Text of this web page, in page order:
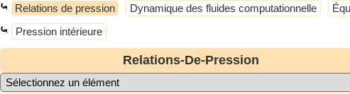
⤿ Relations de pression Dynamique des fluides computationnelle
⤿ Pression intérieure
Relations-De-Pression